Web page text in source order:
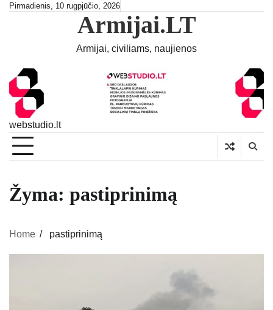
SkipPirmadienis, 10 rugpjūčio, 2026
Armijai.LT
Armijai, civiliams, naujienos
webstudio.lt
Žyma: pastiprinimą
Home pastiprinimą